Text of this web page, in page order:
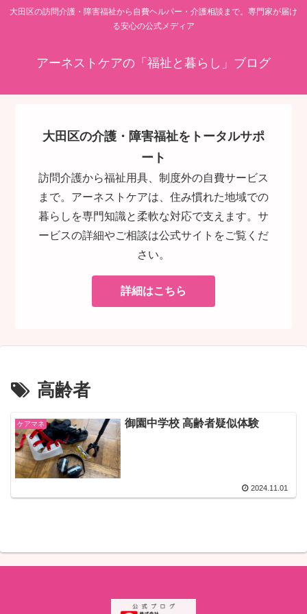
大田区の訪問介護・障害福祉から自費ヘルパー・介護相談まで。専門家が届け
る安心の公式メディア
アーネストケアの「福祉と暮らし」ブログ
大田区の介護・障害福祉をトータルサポ
ート
訪問介護から福祉用具、制度外の自費サービス
まで。アーネストケアは、住み慣れた地域での
暮らしを専門知識と柔軟な対応で支えます。サ
ービスの詳細やご相談は公式サイトをご覧くだ
さい。
詳細はこちら
高齢者
ケアマネ 御園中学校 高齢者疑似体験
2024.11.01